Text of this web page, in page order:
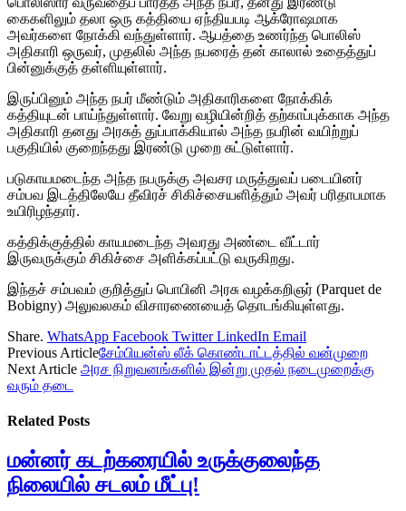
கைகளிலும் தலா ஒரு கத்தியை ஏந்தியபடி ஆக்ரோஷமாக
அவர்களை நோக்கி வந்துள்ளார். ஆபத்தை உணர்ந்த பொலிஸ்
அதிகாரி ஒருவர், முதலில் அந்த நபரைத் தன் காலால் உதைத்துப்
பின்னுக்குத் தள்ளியுள்ளார்.
இருப்பினும் அந்த நபர் மீண்டும் அதிகாரிகளை நோக்கிக்
கத்தியுடன் பாய்ந்துள்ளார். வேறு வழியின்றித் தற்காப்புக்காக அந்த
அதிகாரி தனது அரசுத் துப்பாக்கியால் அந்த நபரின் வயிற்றுப்
பகுதியில் குறைந்தது இரண்டு முறை சுட்டுள்ளார்.
படுகாயமடைந்த அந்த நபருக்கு அவசர மருத்துவப் படையினர்
சம்பவ இடத்திலேயே தீவிரச் சிகிச்சையளித்தும் அவர் பரிதாபமாக
உயிரிழந்தார்.
கத்திக்குத்தில் காயமடைந்த அவரது அண்டை வீட்டார்
இருவருக்கும் சிகிச்சை அளிக்கப்பட்டு வருகிறது.
இந்தச் சம்பவம் குறித்துப் பொபினி அரசு வழக்கறிஞர் (Parquet de
Bobigny) அலுவலகம் விசாரணையைத் தொடங்கியுள்ளது.
Share. WhatsApp Facebook Twitter LinkedIn Email
Previous Articleசேம்பியன்ஸ் லீக் கொண்டாட்டத்தில் வன்முறை
Next Article அரச நிறுவனங்களில் இன்று முதல் நடைமுறைக்கு
வரும் தடை
Related Posts
மன்னர் கடற்கரையில் உருக்குலைந்த
நிலையில் சடலம் மீட்பு!